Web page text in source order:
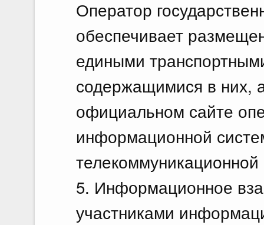
Оператор
обеспечивает
едиными
содержащимися в них,
официальном сайте
информационной
5. Информационное
участниками